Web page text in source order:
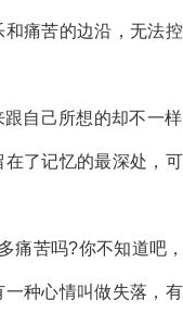
痛苦的边沿，无法
自己所想的却不一
了记忆的最深处，
痛苦吗?你不知道吧
叫做失落，有一